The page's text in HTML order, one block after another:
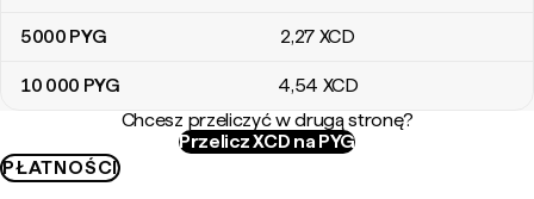
Tabela przeliczeń guarani paragwajskie na dolara
5000 PYG 2,27 XCD
10 000 PYG 4,54 XCD
Chcesz przeliczyć w drugą stronę?
Przelicz XCD na PYG
PŁATNOŚCI